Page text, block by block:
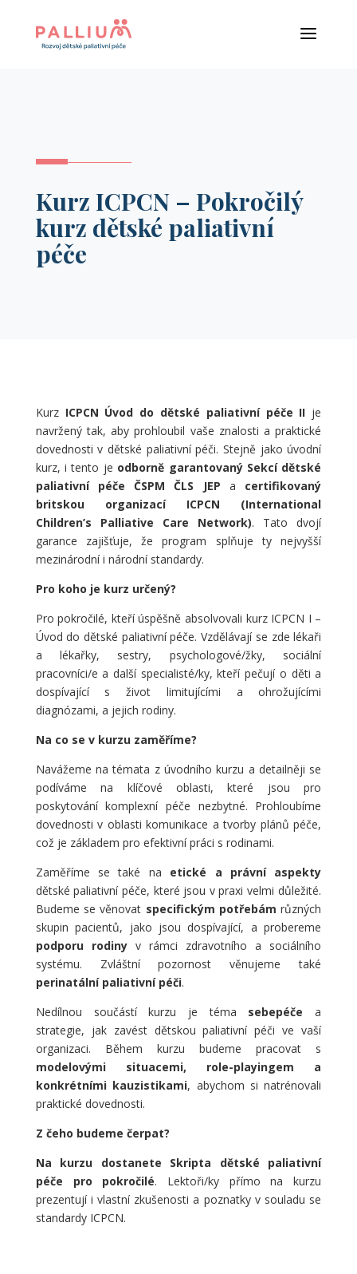
a
Kurz ICPCN – Pokročilý
kurz dětské paliativní
péče
Kurz ICPCN Úvod do dětské paliativní péče II je
navržený tak, aby prohloubil vaše znalosti a praktické
dovednosti v dětské paliativní péči. Stejně jako úvodní
kurz, i tento je odborně garantovaný Sekcí dětské
paliativní péče ČSPM ČLS JEP a certifikovaný
britskou organizací ICPCN (International
Children’s Palliative Care Network). Tato dvojí
garance zajišťuje, že program splňuje ty nejvyšší
mezinárodní i národní standardy.
Pro koho je kurz určený?
Pro pokročilé, kteří úspěšně absolvovali kurz ICPCN I –
Úvod do dětské paliativní péče. Vzdělávají se zde lékaři
a lékařky, sestry, psychologové/žky, sociální
pracovníci/e a další specialisté/ky, kteří pečují o děti a
dospívající s život limitujícími a ohrožujícími
diagnózami, a jejich rodiny.
Na co se v kurzu zaměříme?
Navážeme na témata z úvodního kurzu a detailněji se
podíváme na klíčové oblasti, které jsou pro
poskytování komplexní péče nezbytné. Prohloubíme
dovednosti v oblasti komunikace a tvorby plánů péče,
což je základem pro efektivní práci s rodinami.
Zaměříme se také na etické a právní aspekty
dětské paliativní péče, které jsou v praxi velmi důležité.
Budeme se věnovat specifickým potřebám různých
skupin pacientů, jako jsou dospívající, a probereme
podporu rodinyv rámci zdravotního a sociálního
systému. Zvláštní pozornost věnujeme také
perinatální paliativní péči.
Nedílnou součástí kurzu je téma sebepéče a
strategie, jak zavést dětskou paliativní péči ve vaší
organizaci. Během kurzu budeme pracovat s
modelovými situacemi, role-playingem a
konkrétními kauzistikami, abychom si natrénovali
praktické dovednosti.
Z čeho budeme čerpat?
Na kurzu dostanete Skripta dětské paliativní
péče pro pokročilé. Lektoři/ky přímo na kurzu
prezentují i vlastní zkušenosti a poznatky v souladu se
standardy ICPCN.